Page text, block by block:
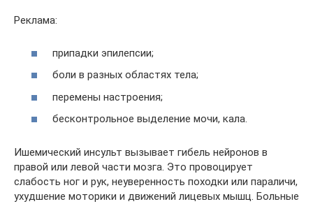
Реклама:
припадки эпилепсии;
боли в разных областях тела;
перемены настроения;
бесконтрольное выделение мочи, кала.
Ишемический инсульт вызывает гибель нейронов в
правой или левой части мозга. Это провоцирует
слабость ног и рук, неуверенность походки или параличи,
ухудшение моторики и движений лицевых мышц. Больные